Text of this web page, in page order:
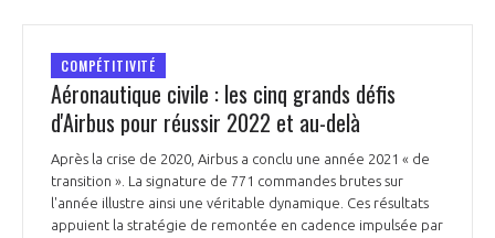
COMPÉTITIVITÉ
Aéronautique civile : les cinq grands défis
d'Airbus pour réussir 2022 et au-delà
Après la crise de 2020, Airbus a conclu une année 2021 « de
transition ». La signature de 771 commandes brutes sur
l'année illustre ainsi une véritable dynamique. Ces résultats
appuient la stratégie de remontée en cadence impulsée par